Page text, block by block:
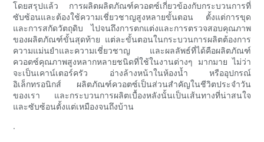
โดยสรุปแล้ว การผลิตผลิตภัณฑ์ควอตซ์เกี่ยวข้องกับกระบวนการที่
ซับซ้อนและต้องใช้ความเชี่ยวชาญสูงหลายขั้นตอน ตั้งแต่การขุด
และการสกัดวัตถุดิบ ไปจนถึงการตกแต่งและการตรวจสอบคุณภาพ
ของผลิตภัณฑ์ขั้นสุดท้าย แต่ละขั้นตอนในกระบวนการผลิตต้องการ
ความแม่นยำและความเชี่ยวชาญ และผลลัพธ์ที่ได้คือผลิตภัณฑ์
ควอตซ์คุณภาพสูงหลากหลายชนิดที่ใช้ในงานต่างๆ มากมาย ไม่ว่า
จะเป็นเคาน์เตอร์ครัว อ่างล้างหน้าในห้องน้ำ หรืออุปกรณ์
อิเล็กทรอนิกส์ ผลิตภัณฑ์ควอตซ์เป็นส่วนสำคัญในชีวิตประจำวัน
ของเรา และกระบวนการผลิตเบื้องหลังนั้นเป็นเส้นทางที่น่าสนใจ
และซับซ้อนตั้งแต่เหมืองจนถึงบ้าน
.